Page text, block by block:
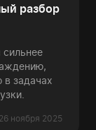
разбор
задачах
26 ноября 2025